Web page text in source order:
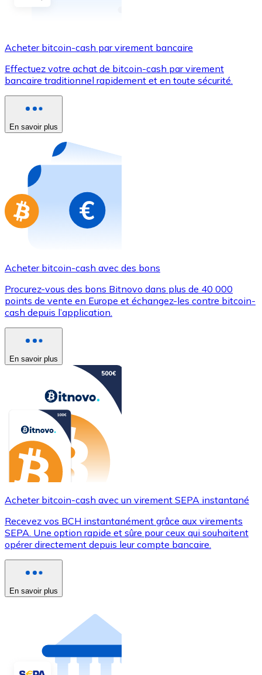
Utilisez les cartes Visa et Mastercard pour acheter
Acheter avec carte
Nouveau
Achetez des cartes-cadeaux de vos marques
Aller à la boutique de cartes-cadeaux
Acheter bitcoin-cash par virement bancaire
Effectuez votre achat de bitcoin-cash par virement
bancaire traditionnel rapidement et en toute sécurité.
En savoir plus
Acheter bitcoin-cash avec des bons
Procurez-vous des bons Bitnovo dans plus de 40 000
points de vente en Europe et échangez-les contre bitcoin-
cash depuis l’application.
En savoir plus
Acheter bitcoin-cash avec un virement SEPA instantané
Recevez vos BCH instantanément grâce aux virements
SEPA. Une option rapide et sûre pour ceux qui souhaitent
opérer directement depuis leur compte bancaire.
En savoir plus